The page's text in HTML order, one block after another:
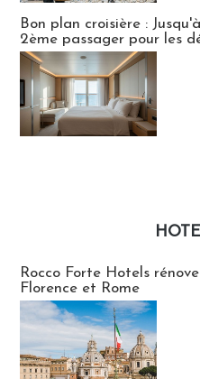
Bon plan croisière :
2ème passager pour les
Rocco Forte Hotels
Florence et Rome